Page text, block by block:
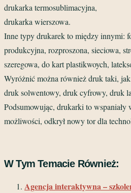
drukarka termosublimacyjna,
drukarka wierszowa.
Inne typy drukarek to między innymi:
produkcyjna, rozproszona, sieciowa,
szeregowa, do kart plastikwoych,
Wyróżnić można również druk taki,
druk solwentowy, druk cyfrowy, druk
Podsumowując, drukarki to wspaniały
możliwości, odkrył nowy tor dla
W Tym Temacie Również:
Agencja interaktywna –